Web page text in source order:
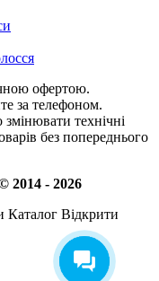
офертою.
за телефоном.
технічні
без попереднього
2014 - 2026
Каталог Відкрити